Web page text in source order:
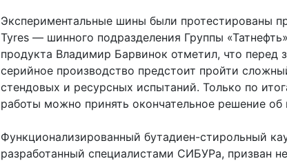
Экспериментальные шины были протестированы
Tyres — шинного подразделения Группы
продукта Владимир Барвинок отметил, что перед
серийное производство предстоит пройти
стендовых и ресурсных испытаний. Только по
работы можно принять окончательное решение об
Функционализированный бутадиен-стирольный
разработанный специалистами СИБУРа, призван